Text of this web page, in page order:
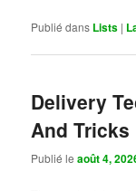
Publié dans Lists |
Delivery
And Tricks
Publié leaoût 4,